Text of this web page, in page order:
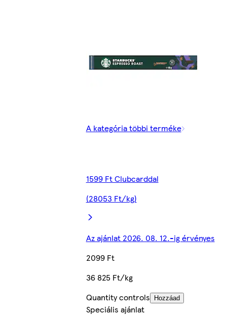
A kategória többi terméke
1599 Ft Clubcarddal
(28053 Ft/kg)
Az ajánlat 2026. 08. 12.-ig érvényes
2099 Ft
36 825 Ft/kg
Quantity controls
Hozzáad
Speciális ajánlat